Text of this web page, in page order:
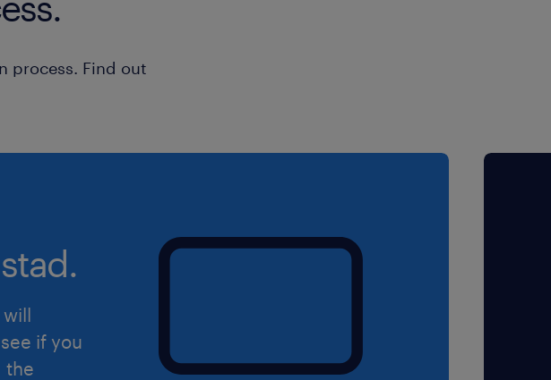
process. Find out
will
if you
the